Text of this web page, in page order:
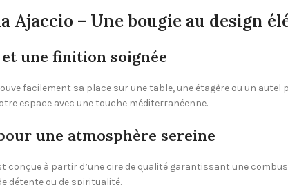
Ajaccio – Une bougie au design
une finition soignée
facilement sa place sur une table, une étagère ou un
espace avec une touche méditerranéenne.
une atmosphère sereine
conçue à partir d’une cire de qualité garantissant une
détente ou de spiritualité.